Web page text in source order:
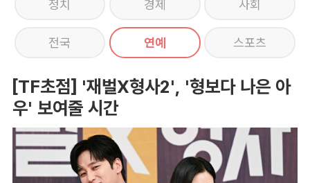
정치 경제 사회
전국 연예 스포츠
[TF초점] '재벌X형사2', '형보다 나은 아
우' 보여줄 시간